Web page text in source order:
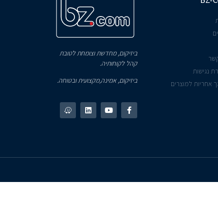
נגישות
אחריות למוצרים
ביזיקום, מחדשת וצומחת לטובת
קהל לקוחותיה.
ביזיקום, אמינה,מקצועית ובטוחה.